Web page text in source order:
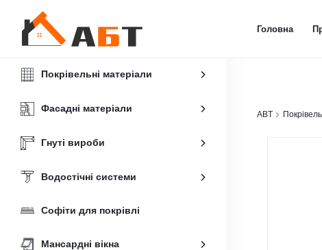
Головна
Покрівельні матеріали
Фасадні матеріали
Гнуті вироби
Водостічні системи
Софіти для покрівлі
Мансардні вікна
ABT